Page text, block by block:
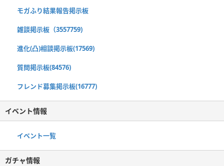
モガふり結果報告掲示板
雑談掲示板（3557759)
進化(凸)相談掲示板(17569)
質問掲示板(84576)
フレンド募集掲示板(16777)
イベント情報
イベント一覧
ガチャ情報